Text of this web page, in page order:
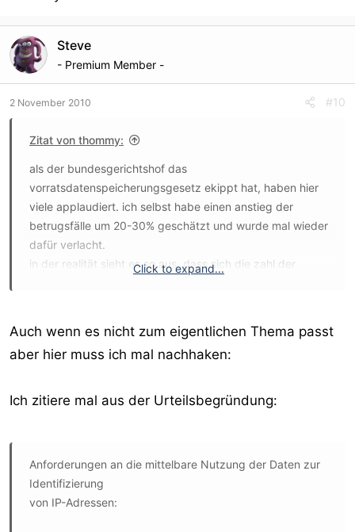
Steve
- Premium Member -
2 November 2010 #10
Zitat von thommy:
als der bundesgerichtshof das
vorratsdatenspeicherungsgesetz ekippt hat, haben hier
viele applaudiert. ich selbst habe einen anstieg der
betrugsfälle um 20-30% geschätzt und wurde mal wieder
dafür verlacht.
in der realität sieht es so aus, dass sich die zahl der
im gesamten onlinebiz (nur in deutschland) monatlich bei
etwa 20 mio euro.
webmasterprovision ist, die eben nicht ausbezahlt wird
Click to expand...
Auch wenn es nicht zum eigentlichen Thema passt
aber hier muss ich mal nachhaken:
Ich zitiere mal aus der Urteilsbegründung:
Anforderungen an die mittelbare Nutzung der Daten zur
Identifizierung
von IP-Adressen: